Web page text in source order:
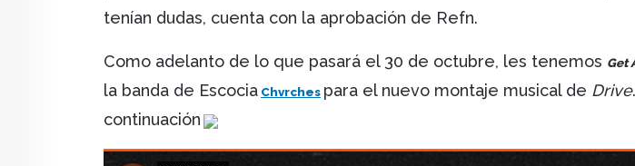
tenían dudas, cuenta con la aprobación de Refn.
Como adelanto de lo que pasará el 30 de octubre, les tenemos Get
la banda de Escocia Chvrches para el nuevo montaje musical de Drive
continuación